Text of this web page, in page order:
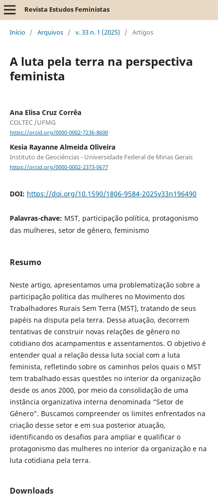
Revista Estudos Feministas
Início / Arquivos / v. 33 n. 1 (2025) / Artigos
A luta pela terra na perspectiva
feminista
Ana Elisa Cruz Corrêa
COLTEC /UFMG
https://orcid.org/0000-0002-7236-8600
Kesia Rayanne Almeida Oliveira
Instituto de Geociências - Universidade Federal de Minas Gerais
https://orcid.org/0000-0002-2373-0677
DOI: https://doi.org/10.1590/1806-9584-2025v33n196490
Palavras-chave: MST, participação política, protagonismo
das mulheres, setor de gênero, feminismo
Resumo
Neste artigo, apresentamos uma problematização sobre a
participação política das mulheres no Movimento dos
Trabalhadores Rurais Sem Terra (MST), tratando de seus
papéis na disputa pela terra. Dessa atuação, decorrem
tentativas de construir novas relações de gênero no
cotidiano dos acampamentos e assentamentos. O objetivo é
entender qual a relação dessa luta social com a luta
feminista, refletindo sobre os caminhos pelos quais o MST
tem trabalhado essas questões no interior da organização
desde os anos 2000, por meio da consolidação de uma
instância organizativa interna denominada “Setor de
Gênero”. Buscamos compreender os limites enfrentados na
criação desse setor e em sua posterior atuação,
identificando os desafios para ampliar e qualificar o
protagonismo das mulheres no interior da organização e na
luta cotidiana pela terra.
Downloads